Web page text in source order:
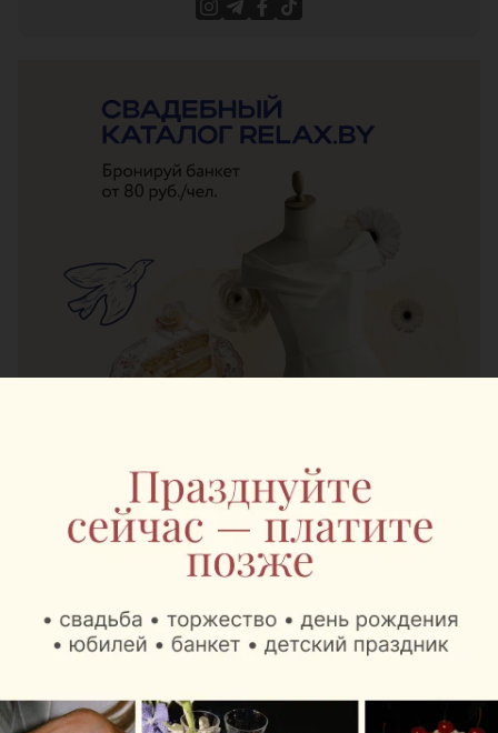
Mak.by теперь в
Национальном
аэропорту: там
открылись сразу два
Mak.Cafe